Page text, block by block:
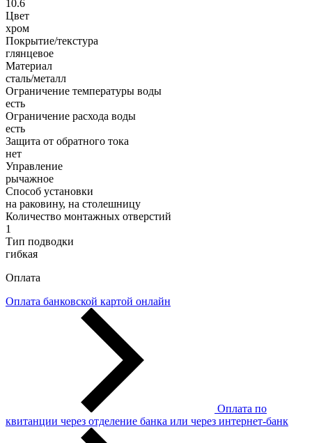
10.6
Цвет
хром
Покрытие/текстура
глянцевое
Материал
сталь/металл
Ограничение температуры воды
есть
Ограничение расхода воды
есть
Защита от обратного тока
нет
Управление
рычажное
Способ установки
на раковину, на столешницу
Количество монтажных отверстий
1
Тип подводки
гибкая
Оплата
Оплата банковской картой онлайн
Оплата по
квитанции через отделение банка или через интернет-банк